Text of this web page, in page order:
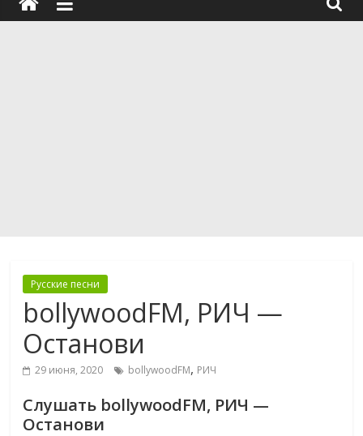
Русские песни
bollywoodFM, РИЧ —
Останови
29 июня, 2020 bollywoodFM, РИЧ
Слушать bollywoodFM, РИЧ —
Останови